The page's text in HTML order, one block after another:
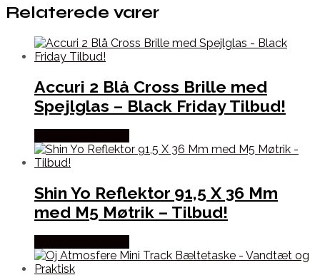
Relaterede varer
Accuri 2 Blå Cross Brille med
Spejlglas – Black Friday Tilbud!
Shin Yo Reflektor 91,5 X 36 Mm
med M5 Møtrik – Tilbud!